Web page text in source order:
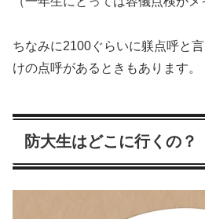
ちなみに2100ぐらいに躾点呼と
けの点呼があるときもあります。
防大生はどこに行くの？